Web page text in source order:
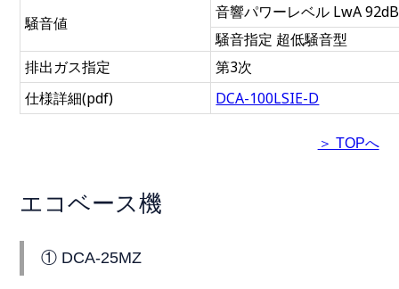
騒音値
音響パワーレベル LwA 92dB
騒音指定 超低騒音型
排出ガス指定
第3次
仕様詳細(pdf)
DCA-100LSIE-D
＞ TOPへ
エコベース機
① DCA-25MZ